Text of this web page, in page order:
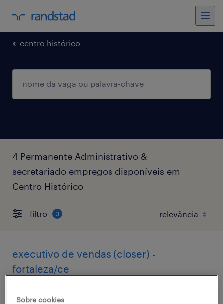
centro histórico
4 Permanente Administrativo &
secretariado empregos disponíveis em
Centro Histórico
filtro 3
executivo de vendas (closer) -
fortaleza/ce
Sobre cookies